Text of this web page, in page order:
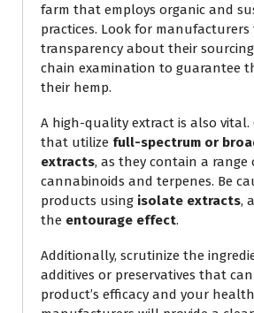
farm that employs organic and
practices. Look for
transparency about their
chain examination to guarantee
their hemp.
A high-quality extract is also
that utilize full-spectrum or
extracts, as they contain a range
cannabinoids and terpenes. Be
products using isolate extracts,
the entourage effect.
Additionally, scrutinize the
additives or preservatives that
product’s efficacy and your